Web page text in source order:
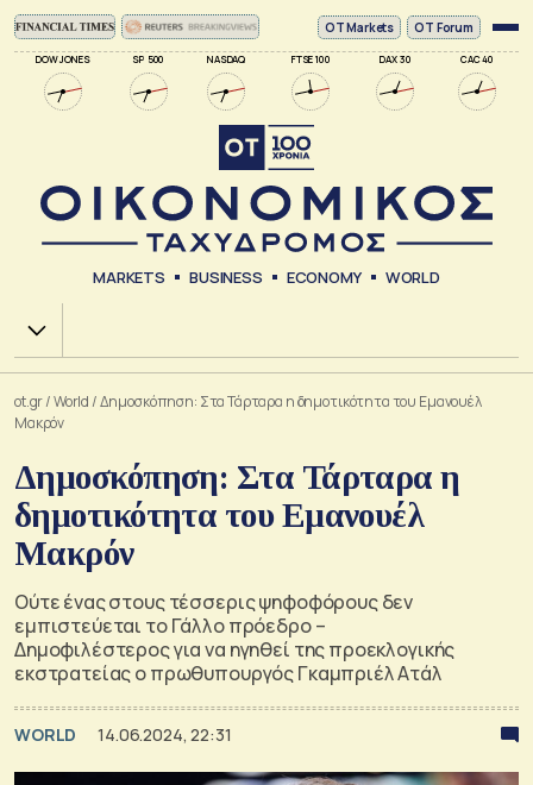
DOW JONES SP 500 NASDAQ FTSE 100 DAX 30 CAC 40
ΟΤ Markets OT Forum
MARKETS BUSINESS ECONOMY WORLD
Χ.Α.
ot.gr/World /Δημοσκόπηση: Στα Τάρταρα η δημοτικότητα του Εμανουέλ
Μακρόν
Δημοσκόπηση: Στα Τάρταρα η
δημοτικότητα του Εμανουέλ
Μακρόν
Ούτε ένας στους τέσσερις ψηφοφόρους δεν
εμπιστεύεται το Γάλλο πρόεδρο –
Δημοφιλέστερος για να ηγηθεί της προεκλογικής
εκστρατείας ο πρωθυπουργός Γκαμπριέλ Ατάλ
WORLD 14.06.2024, 22:31